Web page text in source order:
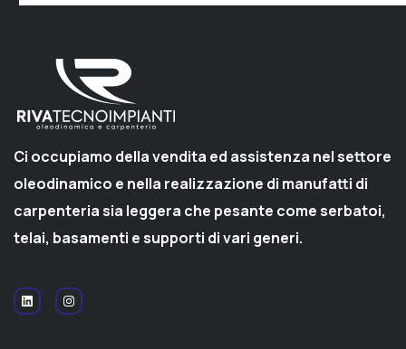
Ci occupiamo della vendita ed assistenza nel settore
oleodinamico e nella realizzazione di manufatti di
carpenteria sia leggera che pesante come serbatoi,
telai, basamenti e supporti di vari generi.